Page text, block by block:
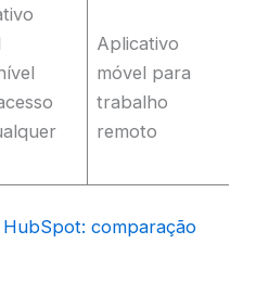
Aplicativo
móvel para
trabalho
remoto
HubSpot: comparação